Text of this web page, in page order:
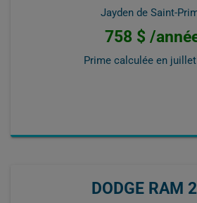
Jayden de Saint-
758 $ /
Prime calculée en
DODGE RAM